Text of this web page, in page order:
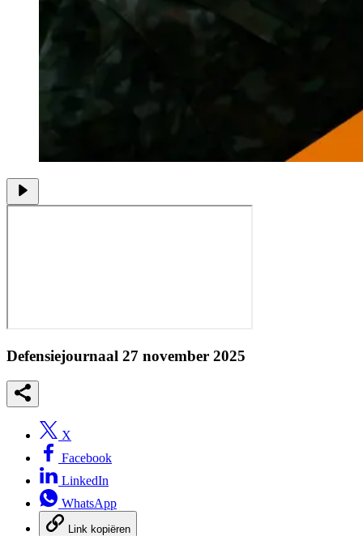
Defensiejournaal 27 november 2025
X
Facebook
LinkedIn
WhatsApp
Link kopiëren